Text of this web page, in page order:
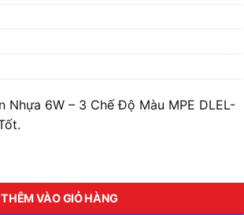
Nhựa 6W – 3 Chế Độ Màu MPE DLEL-
6W - 3 Chế Độ Màu MPE DLEL-6/3C số
THÊM VÀO GIỎ HÀNG